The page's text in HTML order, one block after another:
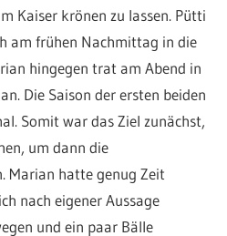
Kaiser krönen zu lassen. Pütti
am frühen Nachmittag in die
hingegen trat am Abend in
Die Saison der ersten beiden
Somit war das Ziel zunächst,
um dann die
Marian hatte genug Zeit
nach eigener Aussage
und ein paar Bälle